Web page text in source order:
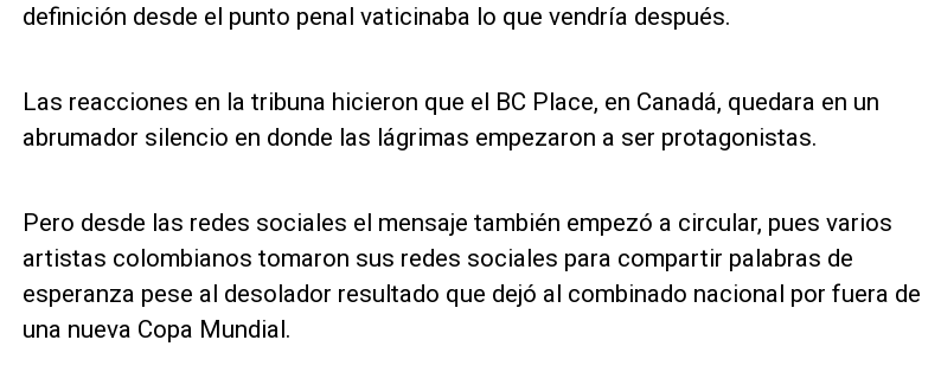
definición desde el punto penal vaticinaba lo que vendría después.
Las reacciones en la tribuna hicieron que el BC Place, en Canadá, quedara en un
abrumador silencio en donde las lágrimas empezaron a ser protagonistas.
Pero desde las redes sociales el mensaje también empezó a circular, pues varios
artistas colombianos tomaron sus redes sociales para compartir palabras de
esperanza pese al desolador resultado que dejó al combinado nacional por fuera de
una nueva Copa Mundial.